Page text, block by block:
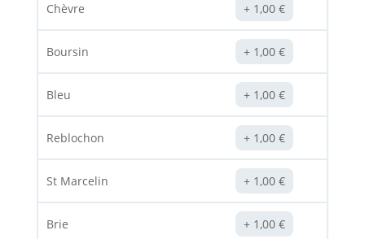
Chèvre 1,00€
Boursin 1,00€
Bleu 1,00€
Reblochon 1,00€
St Marcelin 1,00€
Brie 1,00€